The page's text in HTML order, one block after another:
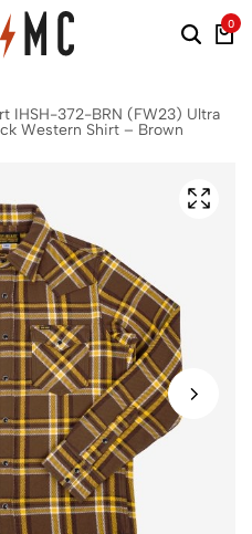
0
IHSH-372-BRN (FW23) Ultra
Western Shirt – Brown